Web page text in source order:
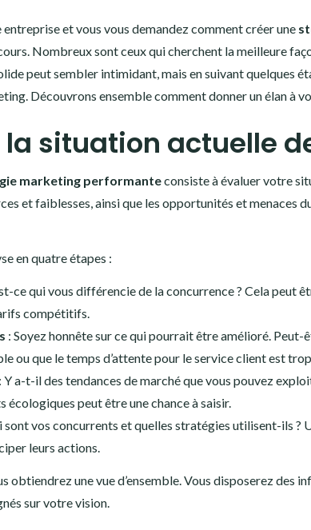
et vous vous demandez comment créer une
Nombreux sont ceux qui cherchent la meilleure
peut sembler intimidant, mais en suivant quelques
Découvrons ensemble comment donner un élan à
situation actuelle
marketing performanteconsiste à évaluer votre
et faiblesses, ainsi que les opportunités et menaces
en quatre étapes :
ce qui vous différencie de la concurrence ? Cela peut
compétitifs.
: Soyez honnête sur ce qui pourrait être amélioré. Peut-
ou que le temps d’attente pour le service client est
: Y a-t-il des tendances de marché que vous pouvez
écologiques peut être une chance à saisir.
sont vos concurrents et quelles stratégies utilisent-ils ?
leurs actions.
obtiendrez une vue d’ensemble. Vous disposerez des
sur votre vision.